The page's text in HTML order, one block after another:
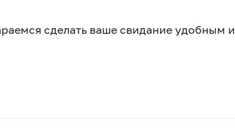
сделать ваше свидание удобным и